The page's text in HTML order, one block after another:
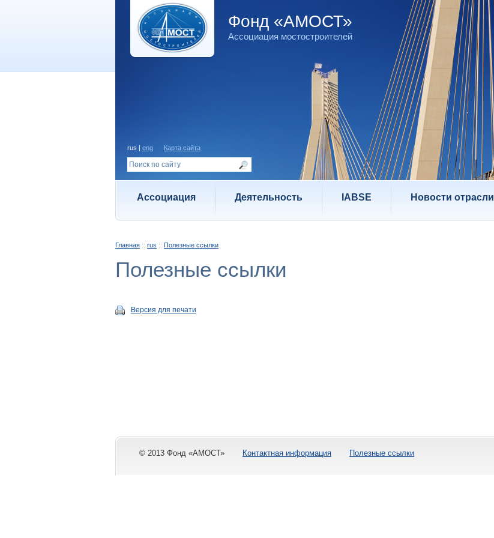
Фонд «АМОСТ»
Ассоциация мостостроителей
rus | eng Карта сайта
Ассоциация Деятельность IABSE Новости отрасли
Главная :: rus :: Полезные ссылки
Полезные ссылки
Версия для печати
© 2013 Фонд «АМОСТ» Контактная информация Полезные ссылки